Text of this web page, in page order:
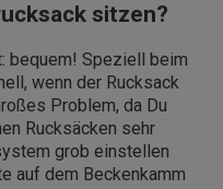
sitzen?
bequem! Speziell beim
wenn der Rucksack
Problem, da Du
Rucksäcken sehr
grob einstellen
auf dem Beckenkamm